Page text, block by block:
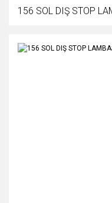
156 SOL DIŞ STOP